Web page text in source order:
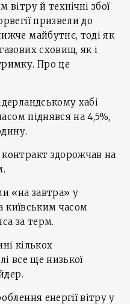
вітру й технічні збої
призвели до
майбутнє, тоді як
сховищ, як і
Про це
хабі
піднявся на 4,5%,
здорожчав на
«на завтра» у
київським часом
за терм.
кількох
все ще низької
енергії вітру у